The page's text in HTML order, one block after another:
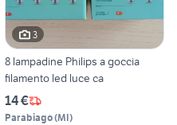
3
8 lampadine Philips a goccia
filamento led luce ca
14 €
Parabiago(MI)